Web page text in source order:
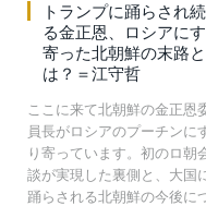
トランプに踊らされ
る金正恩、ロシアに
寄った北朝鮮の末路と
は？＝江守哲
ここに来て北朝鮮の金正恩
員長がロシアのプーチンに
り寄っています。初のロ朝
談が実現した裏側と、大国
踊らされる北朝鮮の今後に